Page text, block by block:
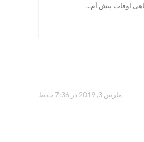
اوقات پیش آم...
مارس 3, 2019 در 7:36 ب.ظ